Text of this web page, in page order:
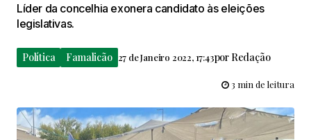
Líder da concelhia exonera candidato às eleições
legislativas.
Política Famalicão 27 de Janeiro 2022, 17:43por Redação
3 min de leitura